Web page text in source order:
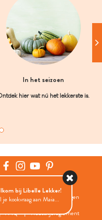
In het seizoen
hier wat nú het lekkerste is.
Group
Cookies instellingen
FAQ Wedstrijdreglement
bij Libelle Lekker!
je kookvraag aan Maia...